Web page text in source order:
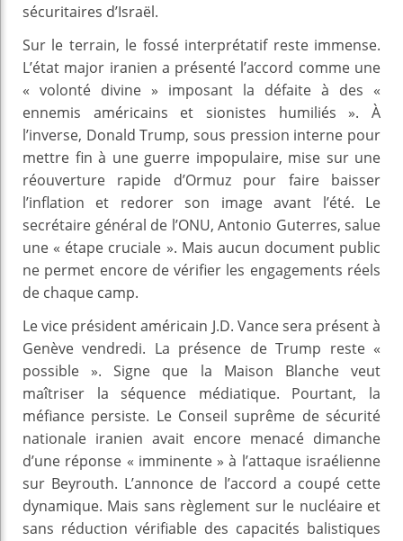
sécuritaires d’Israël.
Sur le terrain, le fossé interprétatif reste immense.
L’état major iranien a présenté l’accord comme une
« volonté divine » imposant la défaite à des «
ennemis américains et sionistes humiliés ». À
l’inverse, Donald Trump, sous pression interne pour
mettre fin à une guerre impopulaire, mise sur une
réouverture rapide d’Ormuz pour faire baisser
l’inflation et redorer son image avant l’été. Le
secrétaire général de l’ONU, Antonio Guterres, salue
une « étape cruciale ». Mais aucun document public
ne permet encore de vérifier les engagements réels
de chaque camp.
Le vice président américain J.D. Vance sera présent à
Genève vendredi. La présence de Trump reste «
possible ». Signe que la Maison Blanche veut
maîtriser la séquence médiatique. Pourtant, la
méfiance persiste. Le Conseil suprême de sécurité
nationale iranien avait encore menacé dimanche
d’une réponse « imminente » à l’attaque israélienne
sur Beyrouth. L’annonce de l’accord a coupé cette
dynamique. Mais sans règlement sur le nucléaire et
sans réduction vérifiable des capacités balistiques